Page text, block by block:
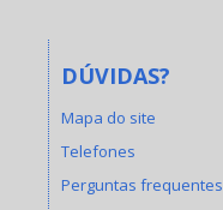
DÚVIDAS?
Mapa do site
Telefones
Perguntas frequentes